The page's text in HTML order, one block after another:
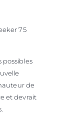
75
possibles
de
et devrait